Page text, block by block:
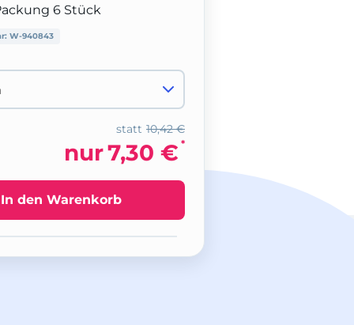
6 Stück
W-940843
10,42 €
statt
nur7,30 € *
In den Warenkorb